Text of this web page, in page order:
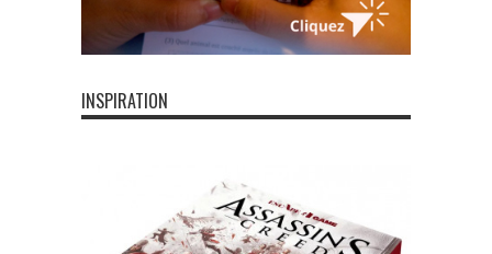
INSPIRATION